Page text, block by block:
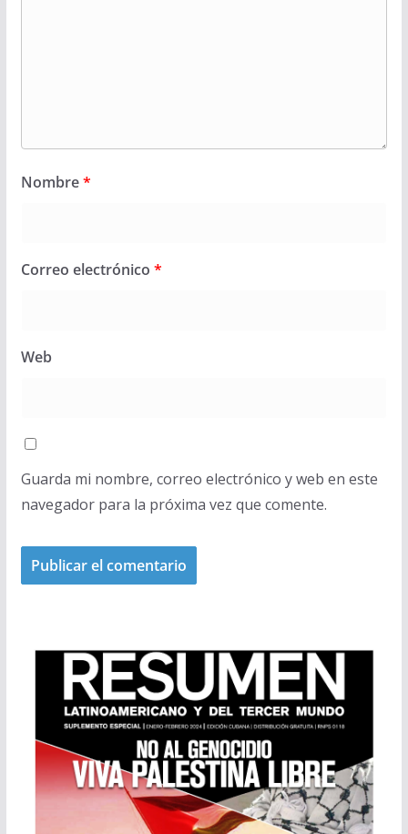
Nombre*
Correo electrónico *
Web
Guarda mi nombre, correo electrónico y web en este
navegador para la próxima vez que comente.